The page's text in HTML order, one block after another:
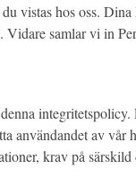
vistas hos oss.
samlar vi in
användandet av
krav på